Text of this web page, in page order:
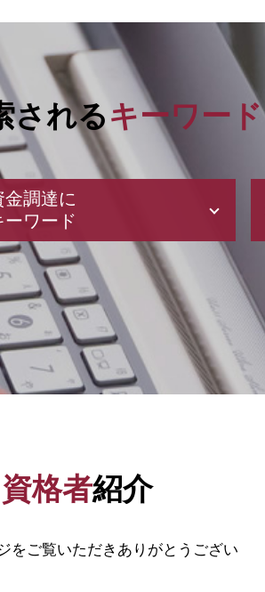
されるキーワード
調達に
ーワード
金
書
補助金
請 代行
付申請書
金融公庫 融資
調達 方法
資格者紹介
をご覧いただきありがとうござい